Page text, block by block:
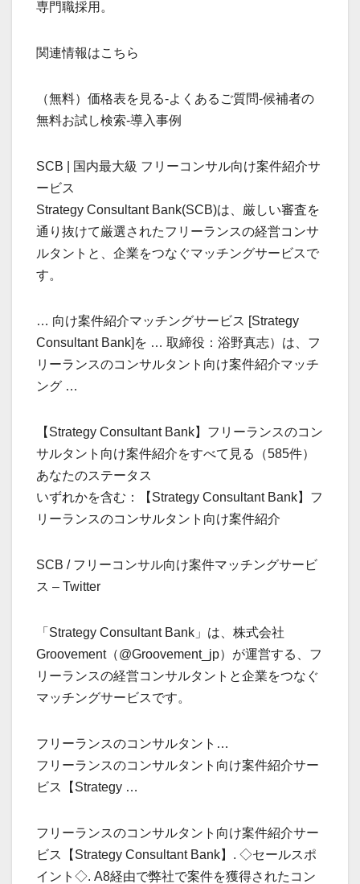
専門職採用。
関連情報はこちら
（無料）価格表を見る-よくあるご質問-候補者の
無料お試し検索-導入事例
SCB | 国内最大級 フリーコンサル向け案件紹介サ
ービス
Strategy Consultant Bank(SCB)は、厳しい審査を
通り抜けて厳選されたフリーランスの経営コンサ
ルタントと、企業をつなぐマッチングサービスで
す。
… 向け案件紹介マッチングサービス [Strategy
Consultant Bank]を … 取締役：浴野真志）は、フ
リーランスのコンサルタント向け案件紹介マッチ
ング …
【Strategy Consultant Bank】フリーランスのコン
サルタント向け案件紹介をすべて見る（585件）
あなたのステータス
いずれかを含む：【Strategy Consultant Bank】フ
リーランスのコンサルタント向け案件紹介
SCB / フリーコンサル向け案件マッチングサービ
ス – Twitter
「Strategy Consultant Bank」は、株式会社
Groovement（@Groovement_jp）が運営する、フ
リーランスの経営コンサルタントと企業をつなぐ
マッチングサービスです。
フリーランスのコンサルタント…
フリーランスのコンサルタント向け案件紹介サー
ビス【Strategy …
フリーランスのコンサルタント向け案件紹介サー
ビス【Strategy Consultant Bank】. ◇セールスポ
イント◇. A8経由で弊社で案件を獲得されたコン